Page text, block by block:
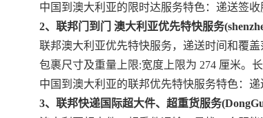
中国到澳大利亚的限时达服务特色：递送签
2、联邦门到门 澳大利亚优先特快服务
联邦澳大利亚优先特快服务，递送时间和覆
包裹尺寸及重量上限:宽度上限为 274 厘米。
中国到澳大利亚的联邦优先特快服务特色：
3、联邦快递国际超大件、超重货服务